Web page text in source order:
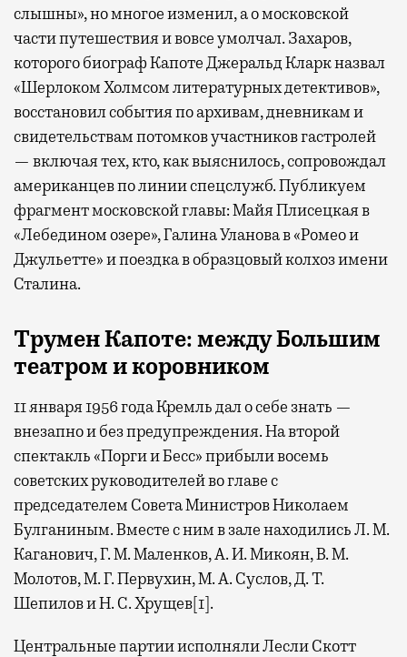
слышны», но многое изменил, а о московской
части путешествия и вовсе умолчал. Захаров,
которого биограф Капоте Джеральд Кларк назвал
«Шерлоком Холмсом литературных детективов»,
восстановил события по архивам, дневникам и
свидетельствам потомков участников гастролей
— включая тех, кто, как выяснилось, сопровождал
американцев по линии спецслужб. Публикуем
фрагмент московской главы: Майя Плисецкая в
«Лебедином озере», Галина Уланова в «Ромео и
Джульетте» и поездка в образцовый колхоз имени
Сталина.
ТруменКапоте: между Большим
театроми коровником
11 января 1956 года Кремль дал о себе знать —
внезапно и без предупреждения. На второй
спектакль «Порги и Бесс» прибыли восемь
советских руководителей во главе с
председателем Совета Министров Николаем
Булганиным. Вместе с ним в зале находились Л. М.
Каганович, Г. М. Маленков, А. И. Микоян, В. М.
Молотов, М. Г. Первухин, М. А. Суслов, Д. Т.
Шепилов и Н. С. Хрущев[1].
Центральные партии исполняли Лесли Скотт